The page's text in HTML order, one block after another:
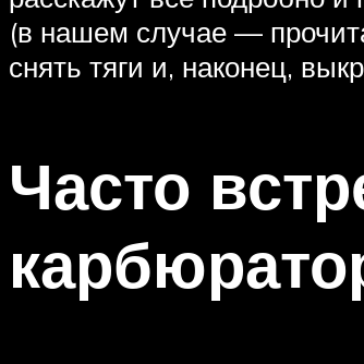
(в нашем случае —
снять тяги и, наконец,
Часто